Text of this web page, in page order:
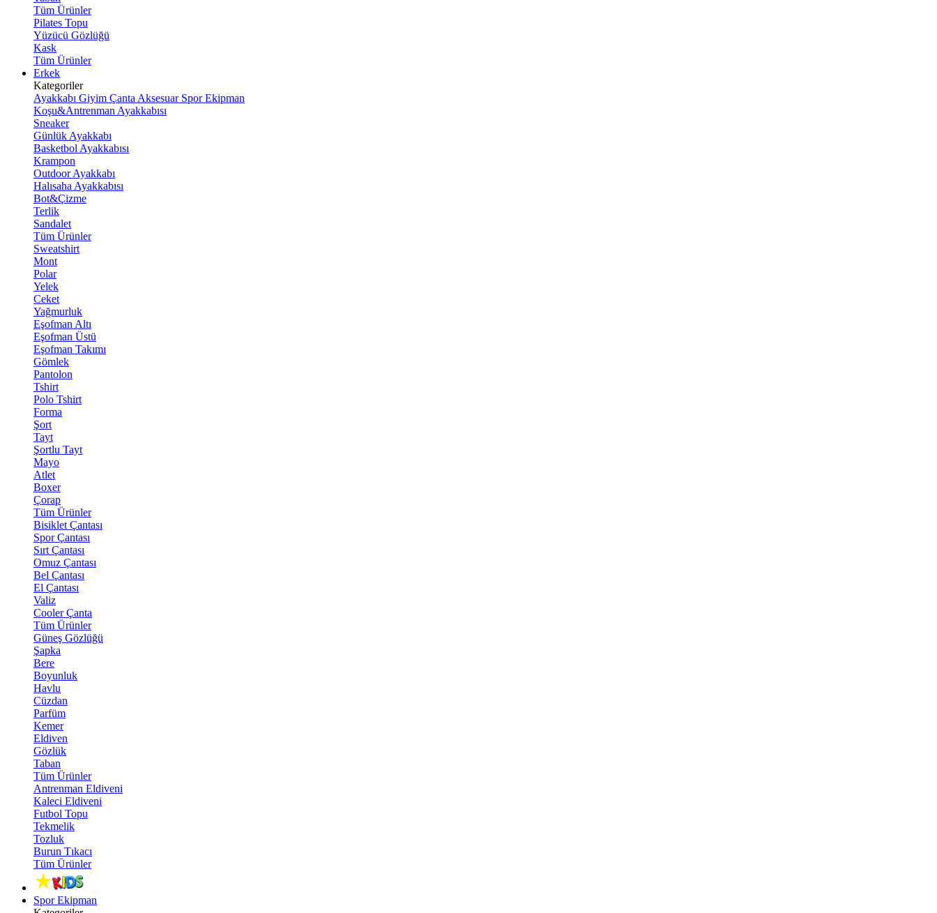
Tüm Ürünler
Pilates Topu
Yüzücü Gözlüğü
Kask
Tüm Ürünler
Erkek
Kategoriler
Ayakkabı Giyim Çanta Aksesuar Spor Ekipman
Koşu&Antrenman Ayakkabısı
Sneaker
Günlük Ayakkabı
Basketbol Ayakkabısı
Krampon
Outdoor Ayakkabı
Halısaha Ayakkabısı
Bot&Çizme
Terlik
Sandalet
Tüm Ürünler
Sweatshirt
Mont
Polar
Yelek
Ceket
Yağmurluk
Eşofman Altı
Eşofman Üstü
Eşofman Takımı
Gömlek
Pantolon
Tshirt
Polo Tshirt
Forma
Şort
Tayt
Şortlu Tayt
Mayo
Atlet
Boxer
Çorap
Tüm Ürünler
Bisiklet Çantası
Spor Çantası
Sırt Çantası
Omuz Çantası
Bel Çantası
El Çantası
Valiz
Cooler Çanta
Tüm Ürünler
Güneş Gözlüğü
Şapka
Bere
Boyunluk
Havlu
Cüzdan
Parfüm
Kemer
Eldiven
Gözlük
Taban
Tüm Ürünler
Antrenman Eldiveni
Kaleci Eldiveni
Futbol Topu
Tekmelik
Tozluk
Burun Tıkacı
Tüm Ürünler
Spor Ekipman